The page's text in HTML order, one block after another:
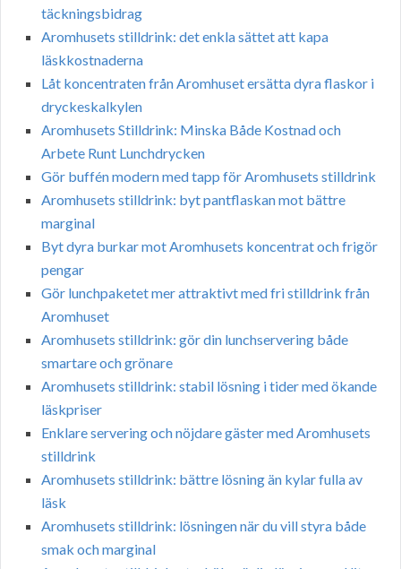
täckningsbidrag
Aromhusets stilldrink: det enkla sättet att kapa
läskkostnaderna
Låt koncentraten från Aromhuset ersätta dyra flaskor i
dryckeskalkylen
Aromhusets Stilldrink: Minska Både Kostnad och
Arbete Runt Lunchdrycken
Gör buffén modern med tapp för Aromhusets stilldrink
Aromhusets stilldrink: byt pantflaskan mot bättre
marginal
Byt dyra burkar mot Aromhusets koncentrat och frigör
pengar
Gör lunchpaketet mer attraktivt med fri stilldrink från
Aromhuset
Aromhusets stilldrink: gör din lunchservering både
smartare och grönare
Aromhusets stilldrink: stabil lösning i tider med ökande
läskpriser
Enklare servering och nöjdare gäster med Aromhusets
stilldrink
Aromhusets stilldrink: bättre lösning än kylar fulla av
läsk
Aromhusets stilldrink: lösningen när du vill styra både
smak och marginal